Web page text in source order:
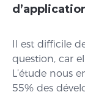
Il est difficile
question, car
L’étude nous
55% des